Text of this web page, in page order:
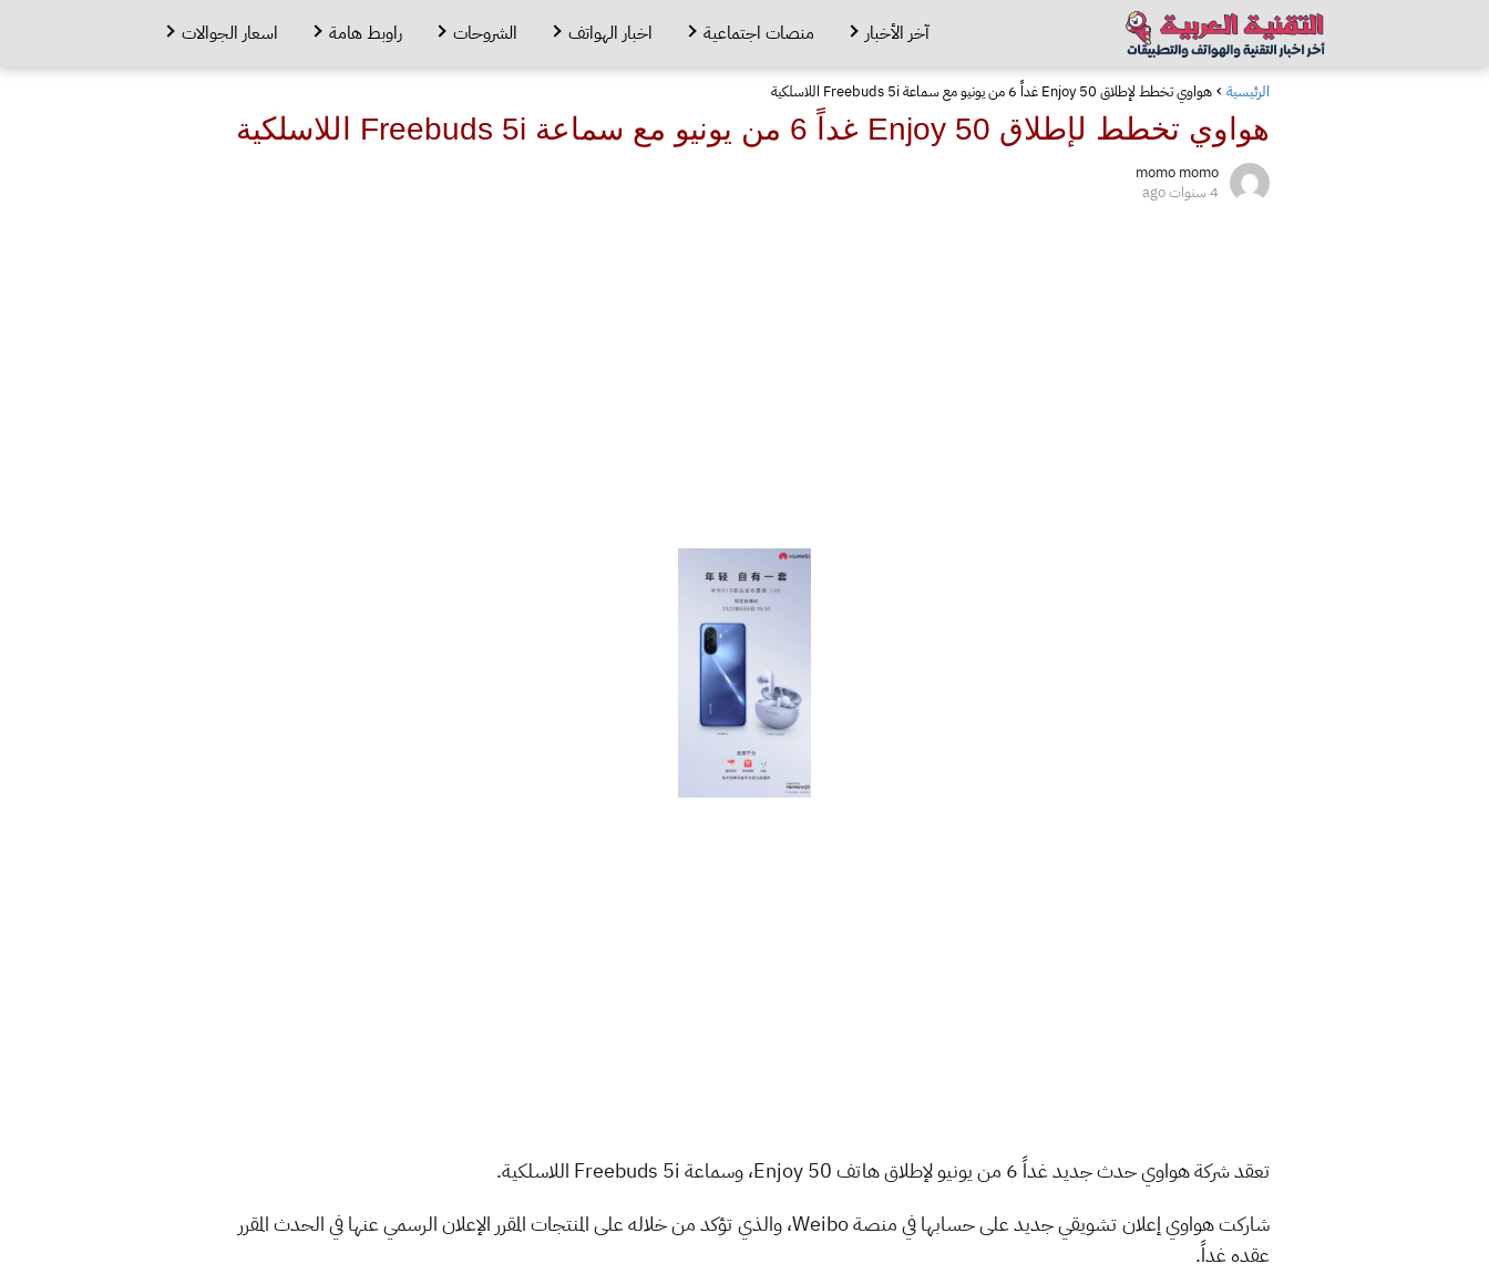
آخر الأخبار منصات اجتماعية اخبار الهواتف الشروحات راوبط هامة اسعار الجوالات
الرئيسية هواوي تخطط لإطلاق Enjoy 50 غداً 6 من يونيو مع سماعة Freebuds 5i اللاسلكية
هواوي تخطط لإطلاق Enjoy 50 غداً 6 من يونيو مع سماعة Freebuds 5i اللاسلكية
momo momo
4 سنوات ago
تعقد شركة هواوي حدث جديد غداً 6 من يونيو لإطلاق هاتف Enjoy 50، وسماعة Freebuds 5i اللاسلكية.
شاركت هواوي إعلان تشويقي جديد على حسابها في منصة Weibo، والذي تؤكد من خلاله على المنتجات المقرر الإعلان الرسمي عنها في الحدث المقرر
عقده غداً.